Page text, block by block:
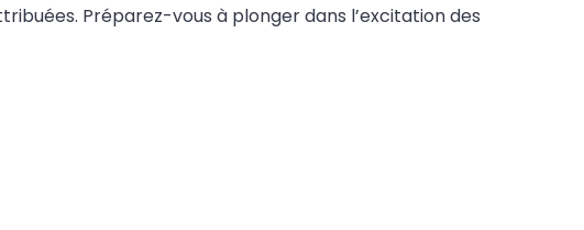
Préparez-vous à plonger dans l’excitation des